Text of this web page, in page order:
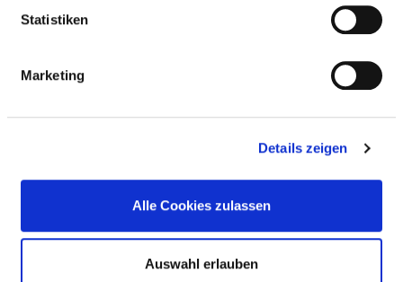
Statistiken
Marketing
Details zeigen
Alle Cookies zulassen
Auswahl erlauben
Kinästhetik
Manuelle Lymphdrainage
Manualtherapie
Physikalische Therapie / Bädertherapie